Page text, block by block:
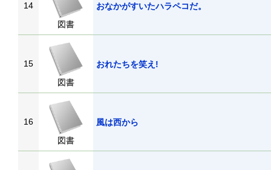
14
図書
おなかがすいたハラペコだ。
15
図書
おれたちを笑え!
16
図書
風は西から